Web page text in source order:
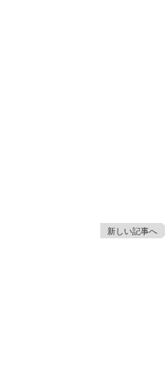
新しい記事へ